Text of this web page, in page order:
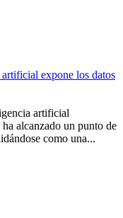
expone los datos
artificial
alcanzado un punto de
como una...